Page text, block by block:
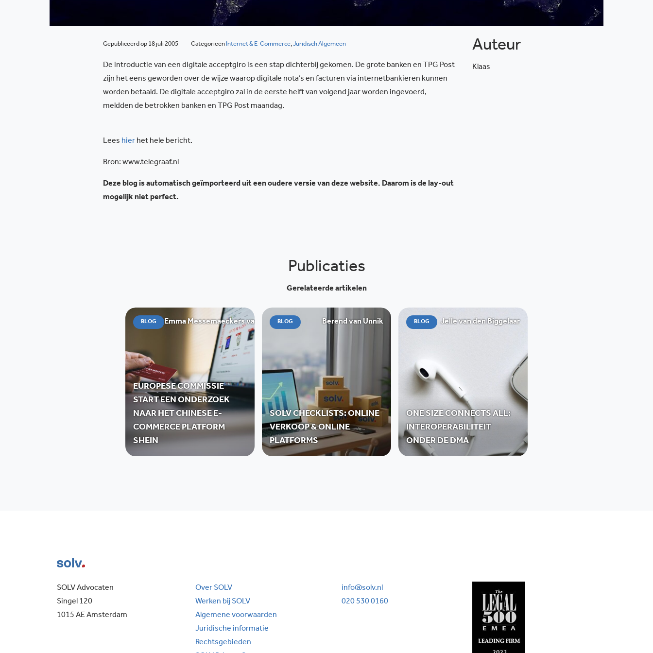
Gepubliceerd op 18 juli 2005 Categorieën Internet & E-Commerce,Juridisch Algemeen
De introductie van een digitale acceptgiro is een stap dichterbij gekomen. De grote banken en TPG Post
zijn het eens geworden over de wijze waarop digitale nota’s en facturen via internetbankieren kunnen
worden betaald. De digitale acceptgiro zal in de eerste helft van volgend jaar worden ingevoerd,
meldden de betrokken banken en TPG Post maandag.
Lees hier het hele bericht.
Bron: www.telegraaf.nl
Deze blog is automatisch geïmporteerd uit een oudere versie van deze website. Daarom is de lay-out
mogelijk niet perfect.
Auteur
Klaas
Publicaties
Gerelateerde artikelen
BLOG Emma Messemaeckers van de Graaff
EUROPESE COMMISSIE
START EEN ONDERZOEK
NAAR HET CHINESE E-
COMMERCE PLATFORM
SHEIN
BLOG Berend van Unnik
SOLV CHECKLISTS: ONLINE
VERKOOP & ONLINE
PLATFORMS
BLOG Jelle van den Biggelaar
ONE SIZE CONNECTS ALL:
INTEROPERABILITEIT
ONDER DE DMA
SOLV Advocaten
Singel 120
1015 AE Amsterdam
Over SOLV
Werken bij SOLV
Algemene voorwaarden
Juridische informatie
Rechtsgebieden
info@solv.nl
020 530 0160